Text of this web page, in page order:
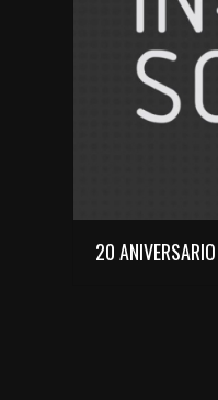
20 ANIVERSARIO